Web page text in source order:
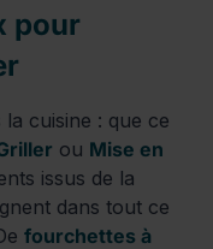
pour
cuisine : que ce
ou Mise en
issus de la
dans tout ce
fourchettes à